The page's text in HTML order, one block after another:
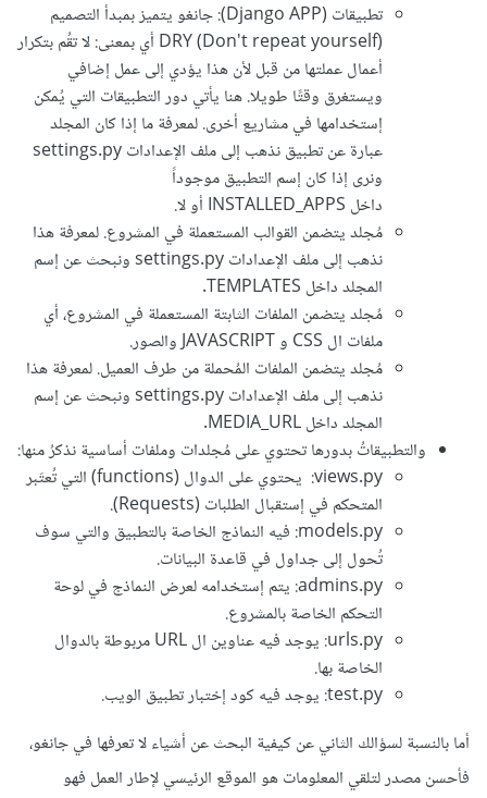
تطبيقات (Django APP): جانغو يتميز بمبدأ التصميم
DRY (Don't repeat yourself) أي بمعنى: لا تقُم بتكرار
أعمال عملتها من قبل لأن هذا يؤدي إلى عمل إضافي
ويستغرق وقتًا طويلا. هنا يأتي دور التطبيقات التي يُمكن
إستخدامها في مشاريع أخرى. لمعرفة ما إذا كان المجلد
عبارة عن تطبيق نذهب إلى ملف الإعدادات settings.py
ونرى إذا كان إسم التطبيق موجوداً
داخل INSTALLED_APPS أو لا.
مُجلد يتضمن القوالب المستعملة في المشروع. لمعرفة هذا
نذهب إلى ملف الإعدادات settings.py ونبحث عن إسم
المجلد داخل TEMPLATES.
مُجلد يتضمن الملفات الثابتة المستعملة في المشروع، أي
ملفات ال CSS و JAVASCRIPT والصور.
مُجلد يتضمن الملفات المُحملة من طرف العميل. لمعرفة هذا
نذهب إلى ملف الإعدادات settings.py ونبحث عن إسم
المجلد داخل MEDIA_URL.
والتطبيقاتُ بدورها تحتوي على مُجلدات وملفات أساسية نذكرُ منها:
views.py: يحتوي على الدوال (functions) التي تُعتَبر
المتحكم في إستقبال الطلبات (Requests).
models.py: فيه النماذج الخاصة بالتطبيق والتي سوف
تُحول إلى جداول في قاعدة البيانات.
admins.py: يتم إستخدامه لعرض النماذج في لوحة
التحكم الخاصة بالمشروع.
urls.py: يوجد فيه عناوين ال URL مربوطة بالدوال
الخاصة بها.
test.py: يوجد فيه كود إختبار تطبيق الويب.
أما بالنسبة لسؤالك الثاني عن كيفية البحث عن أشياء لا تعرفها في جانغو،
فأحسن مصدر لتلقي المعلومات هو الموقع الرئيسي لإطار العمل فهو